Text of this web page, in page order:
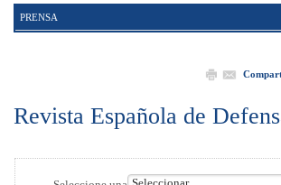
PRENSA
Revista Española de